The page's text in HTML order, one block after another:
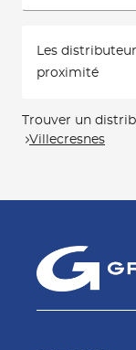
Les
proximité
Trouver un
Villecresnes